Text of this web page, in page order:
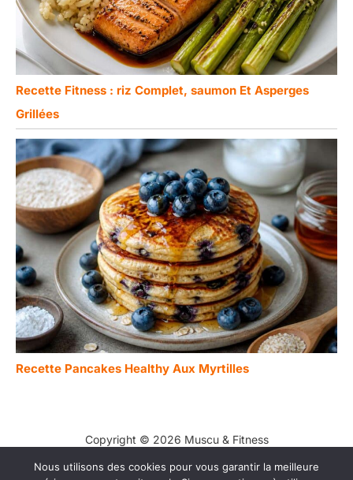
Recette Fitness : riz Complet, saumon Et Asperges
Grillées
Recette Pancakes Healthy Aux Myrtilles
Copyright © 2026 Muscu & Fitness
Contact
Nous utilisons des cookies pour vous garantir la meilleure